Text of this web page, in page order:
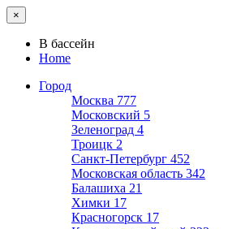
×
В бассейн
Home
Город
Москва 777
Московский 5
Зеленоград 4
Троицк 2
Санкт-Петербург 452
Московская область 342
Балашиха 21
Химки 17
Красногорск 17